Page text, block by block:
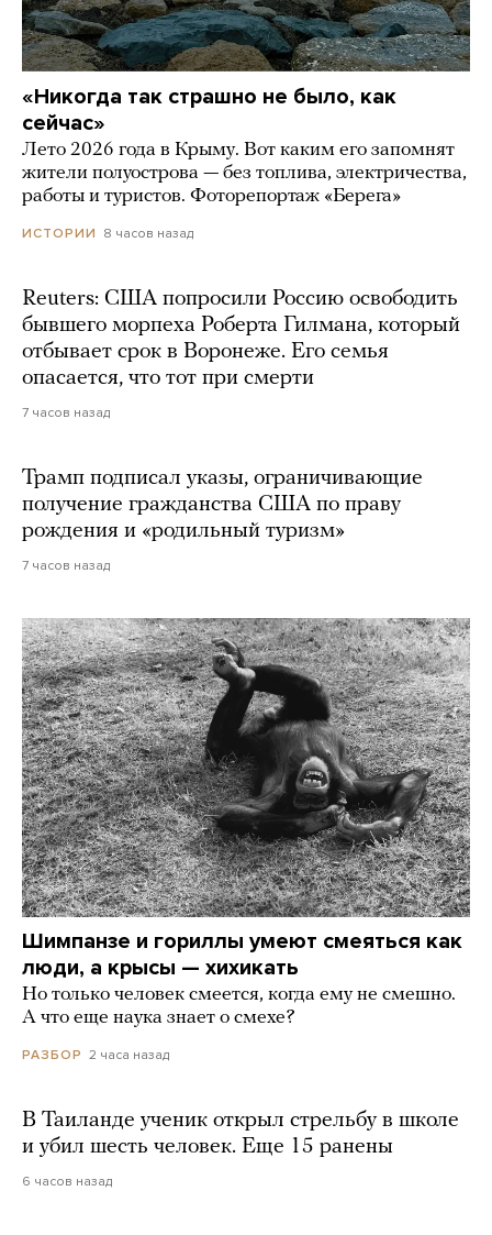
«Никогда так страшно не было, как
сейчас»
Лето 2026 года в Крыму. Вот каким его запомнят
жители полуострова — без топлива, электричества,
работы и туристов. Фоторепортаж «Берега»
ИСТОРИИ 8 часов назад
Reuters: США попросили Россию освободить
бывшего морпеха Роберта Гилмана, который
отбывает срок в Воронеже. Его семья
опасается, что тот при смерти
7 часов назад
Трамп подписал указы, ограничивающие
получение гражданства США по праву
рождения и «родильный туризм»
7 часов назад
Шимпанзе и гориллы умеют смеяться как
люди, а крысы — хихикать
Но только человек смеется, когда ему не смешно.
А что еще наука знает о смехе?
РАЗБОР 2 часа назад
В Таиланде ученик открыл стрельбу в школе
и убил шесть человек. Еще 15 ранены
6 часов назад